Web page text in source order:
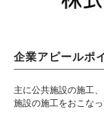
企業アピールポ
主に公共施設の施工
施設の施工をおこなっ